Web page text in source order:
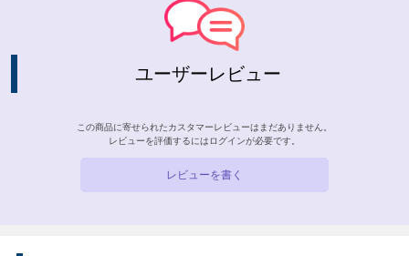
ユーザーレビュー
この商品に寄せられたカスタマーレビューはまだありません。
レビューを評価するには ログインが必要です。
レビューを書く